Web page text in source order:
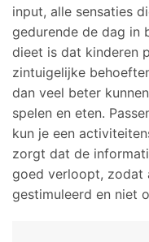
input, alle sensaties
gedurende de dag in
dieet is dat kinderen
zintuigelijke
dan veel beter
spelen en eten.
kun je een
zorgt dat de
goed verloopt, zodat
gestimuleerd en niet